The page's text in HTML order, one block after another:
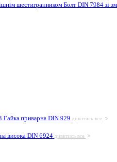
шестигранником Болт DIN 7984 зі
Гайка приварна DIN 929 дивитись все
висока DIN 6924 дивитись все